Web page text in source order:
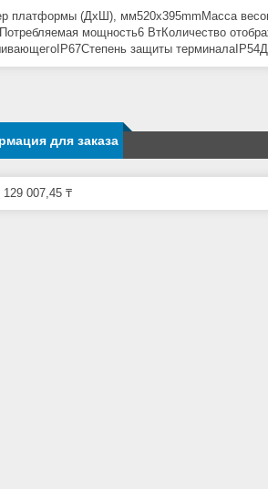
платформы (ДхШ), мм520х395mmМасса
мощность6 ВтКоличество
защиты
для заказа
129 007,45 ₸